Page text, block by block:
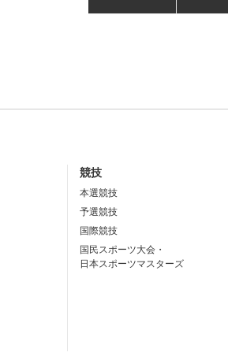
競技
本選競技
予選競技
国際競技
国民スポーツ大会・
日本スポーツマスターズ